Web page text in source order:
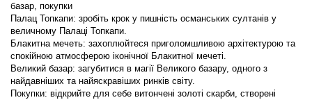
базар, покупки
Палац Топкапи: зробіть крок у пишність османських султанів у
величному Палаці Топкапи.
Блакитна мечеть: захоплюйтеся приголомшливою архітектурою та
спокійною атмосферою іконічної Блакитної мечеті.
Великий базар: загубитися в магії Великого базару, одного з
найдавніших та найяскравіших ринків світу.
Покупки: відкрийте для себе витончені золоті скарби, створені